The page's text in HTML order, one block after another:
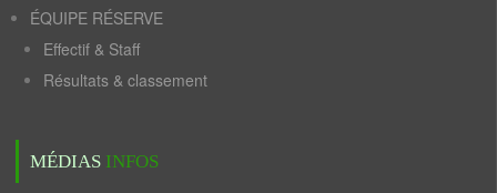
ÉQUIPE RÉSERVE
Effectif & Staff
Résultats & classement
MÉDIAS INFOS